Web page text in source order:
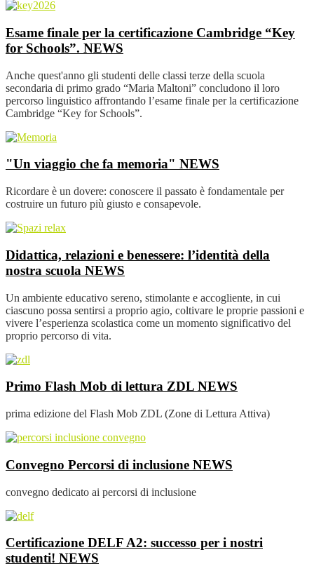
Esame finale per la certificazione Cambridge “Key
for Schools”. NEWS
Anche quest'anno gli studenti delle classi terze della scuola
secondaria di primo grado “Maria Maltoni” concludono il loro
percorso linguistico affrontando l’esame finale per la certificazione
Cambridge “Key for Schools”.
"Un viaggio che fa memoria" NEWS
Ricordare è un dovere: conoscere il passato è fondamentale per
costruire un futuro più giusto e consapevole.
Didattica, relazioni e benessere: l’identità della
nostra scuola NEWS
Un ambiente educativo sereno, stimolante e accogliente, in cui
ciascuno possa sentirsi a proprio agio, coltivare le proprie passioni e
vivere l’esperienza scolastica come un momento significativo del
proprio percorso di vita.
Primo Flash Mob di lettura ZDL NEWS
prima edizione del Flash Mob ZDL (Zone di Lettura Attiva)
Convegno Percorsi di inclusione NEWS
convegno dedicato ai percorsi di inclusione
Certificazione DELF A2: successo per i nostri
studenti! NEWS